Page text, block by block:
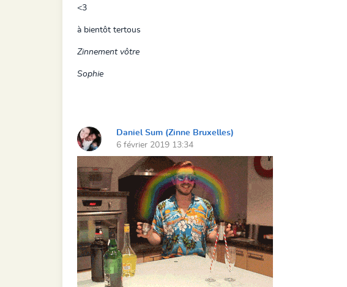
<3
à bientôt tertous
Zinnement vôtre
Sophie
Daniel Sum (Zinne Bruxelles)
6 février 2019 13:34